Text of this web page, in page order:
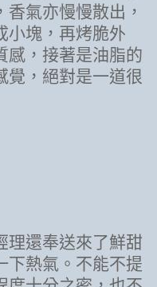
氣亦慢慢散出，
小塊，再烤脆外
感，接著是油脂的
覺，絕對是一道很
理還奉送來了鮮甜
下熱氣。不能不提